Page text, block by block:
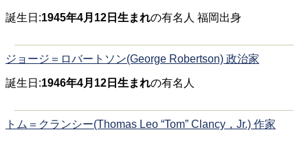
誕生日:1945年4月12日生まれの有名人 福岡出身
ジョージ＝ロバートソン(George Robertson) 政治家
誕生日:1946年4月12日生まれの有名人
トム＝クランシー(Thomas Leo “Tom” Clancy，Jr.) 作家